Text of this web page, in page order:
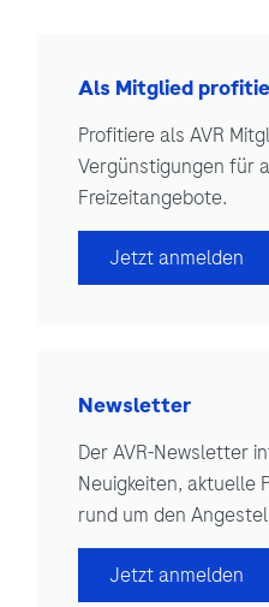
Als Mitglied
Profitiere als AVR
Vergünstigungen für
Freizeitangebote.
Jetzt anmelden
Newsletter
Der AVR-Newsletter
Neuigkeiten, aktuelle
rund um den
Jetzt anmelden